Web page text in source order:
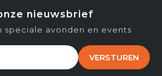
nieuwsbrief
speciale avonden en events
VERSTUREN